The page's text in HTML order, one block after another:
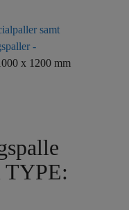
samt
-
x 1200 mm
TYPE: